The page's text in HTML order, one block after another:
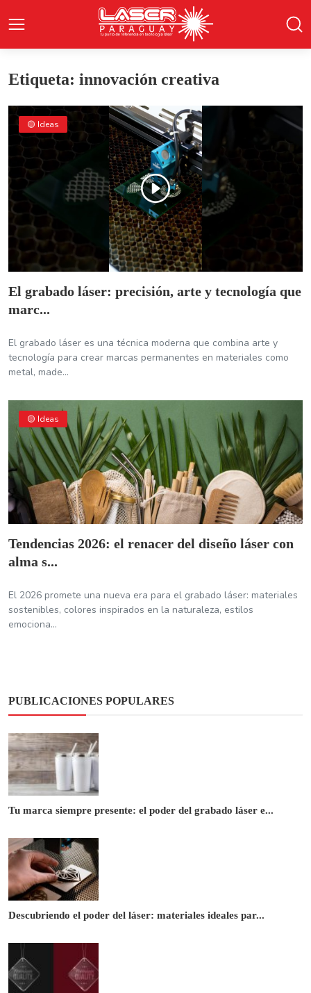
Etiqueta: innovación creativa
🟡 Ideas
El grabado láser: precisión, arte y tecnología que
marc...
El grabado láser es una técnica moderna que combina arte y
tecnología para crear marcas permanentes en materiales como
metal, made...
🟡 Ideas
Tendencias 2026: el renacer del diseño láser con
alma s...
El 2026 promete una nueva era para el grabado láser: materiales
sostenibles, colores inspirados en la naturaleza, estilos
emociona...
PUBLICACIONES POPULARES
Tu marca siempre presente: el poder del grabado láser e...
Descubriendo el poder del láser: materiales ideales par...